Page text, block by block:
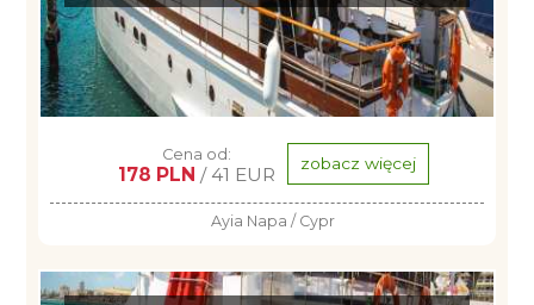
Cena od:
178 PLN / 41 EUR zobacz więcej
Ayia Napa / Cypr